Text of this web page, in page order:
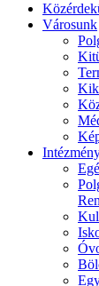
Városunk